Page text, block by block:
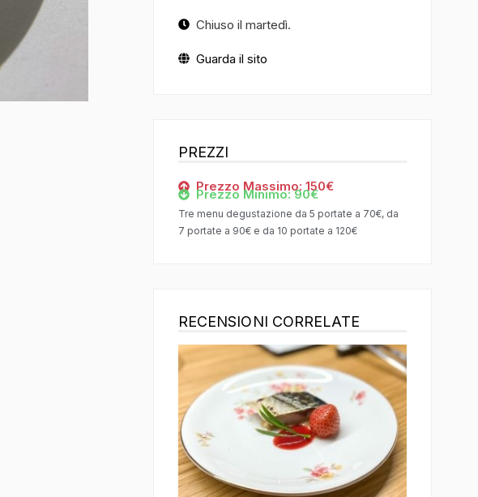
Chiuso il martedì.
Guarda il sito
PREZZI
Prezzo Massimo: 150€
Prezzo Minimo: 90€
Tre menu degustazione da 5 portate a 70€, da
7 portate a 90€ e da 10 portate a 120€
RECENSIONI CORRELATE